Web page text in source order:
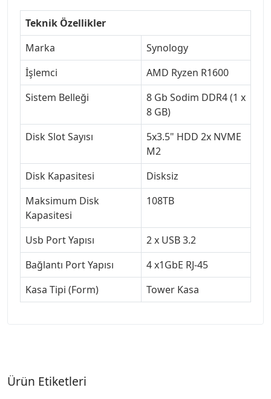
Teknik Özellikler
Marka
Synology
İşlemci
AMD Ryzen R1600
Sistem Belleği
8 Gb Sodim DDR4 (1 x
8 GB)
Disk Slot Sayısı
5x3.5" HDD 2x NVME
M2
Disk Kapasitesi
Disksiz
Maksimum Disk
Kapasitesi
108TB
Usb Port Yapısı
2 x USB 3.2
Bağlantı Port Yapısı
4 x1GbE RJ-45
Kasa Tipi (Form)
Tower Kasa
Ürün Etiketleri